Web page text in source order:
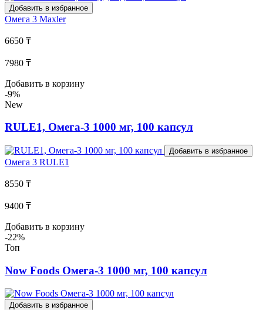
Добавить в избранное
Омега 3 Maxler
6650 ₸
7980 ₸
Добавить в корзину
-9%
New
RULE1, Омега-3 1000 мг, 100 капсул
Добавить в избранное
Омега 3 RULE1
8550 ₸
9400 ₸
Добавить в корзину
-22%
Топ
Now Foods Омега-3 1000 мг, 100 капсул
Добавить в избранное